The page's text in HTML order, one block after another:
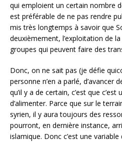
qui emploient un certain nombre
est préférable de ne pas rendre
mis très longtemps à savoir que
deuxièmement, l’exploitation de
groupes qui peuvent faire des
Donc, on ne sait pas (je défie
personne n’en a parlé, d’avancer
qu’il y a de certain, c’est que
d’alimenter. Parce que sur le
syrien, il y aura toujours des
pourront, en dernière instance,
islamique. Donc c’est une